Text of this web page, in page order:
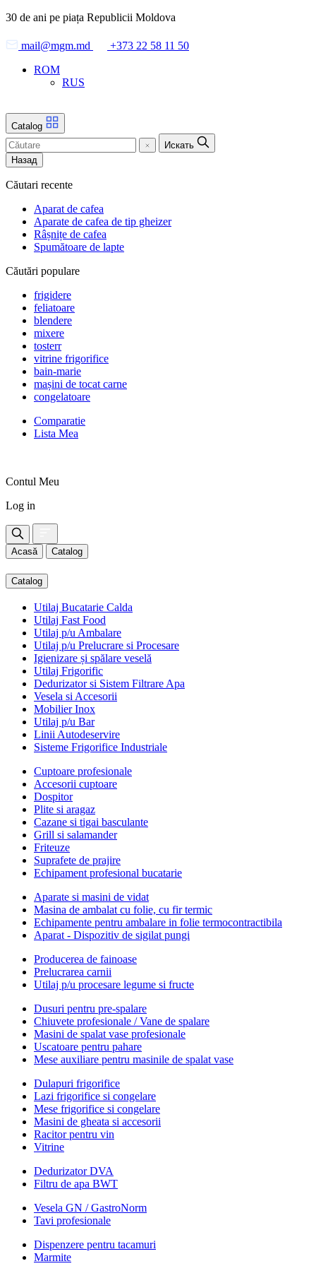
Skip
the
content
30 de ani pe piața Republicii Moldova
mail@mgm.md
+373 22 58 11 50
ROM
RUS
Catalog
Искать
Назад
Căutari recente
Aparat de cafea
Aparate de cafea de tip gheizer
Râșnițe de cafea
Spumătoare de lapte
Căutări populare
frigidere
feliatoare
blendere
mixere
tosterr
vitrine frigorifice
bain-marie
mașini de tocat carne
congelatoare
Comparatie
Lista Mea
Contul Meu
Log in
Acasă Catalog
Catalog
Utilaj Bucatarie Calda
Utilaj Fast Food
Utilaj p/u Ambalare
Utilaj p/u Prelucrare si Procesare
Igienizare și spălare veselă
Utilaj Frigorific
Dedurizator si Sistem Filtrare Apa
Vesela si Accesorii
Mobilier Inox
Utilaj p/u Bar
Linii Autodeservire
Sisteme Frigorifice Industriale
Cuptoare profesionale
Accesorii cuptoare
Dospitor
Plite si aragaz
Cazane si tigai basculante
Grill si salamander
Friteuze
Suprafete de prajire
Echipament profesional bucatarie
Aparate si masini de vidat
Masina de ambalat cu folie, cu fir termic
Echipamente pentru ambalare in folie termocontractibila
Aparat - Dispozitiv de sigilat pungi
Producerea de fainoase
Prelucrarea carnii
Utilaj p/u procesare legume si fructe
Dusuri pentru pre-spalare
Chiuvete profesionale / Vane de spalare
Masini de spalat vase profesionale
Uscatoare pentru pahare
Mese auxiliare pentru masinile de spalat vase
Dulapuri frigorifice
Lazi frigorifice si congelare
Mese frigorifice si congelare
Masini de gheata si accesorii
Racitor pentru vin
Vitrine
Dedurizator DVA
Filtru de apa BWT
Vesela GN / GastroNorm
Tavi profesionale
Dispenzere pentru tacamuri
Marmite